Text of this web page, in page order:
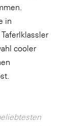
in
cooler